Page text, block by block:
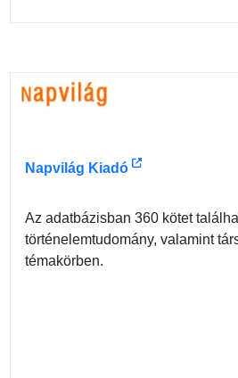
Napvilág Kiadó
Az adatbázisban 360 kötet
történelemtudomány, valamint
témakörben.